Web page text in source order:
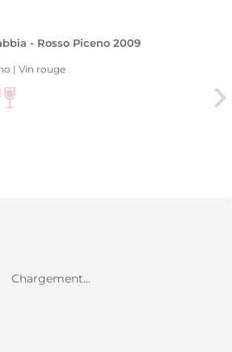
- Rosso Piceno 2009
| Vin rouge
Chargement...